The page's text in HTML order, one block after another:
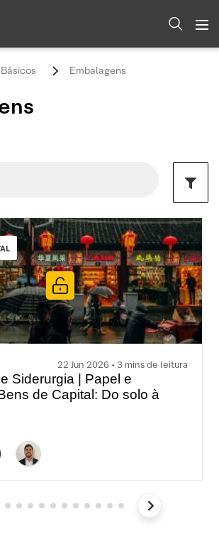
Embalagens
22 Jun 2026 • 3 mins de leitura
Siderurgia | Papel e
de Capital: Do solo à